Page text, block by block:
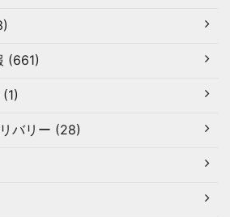
(661)
バリー (28)